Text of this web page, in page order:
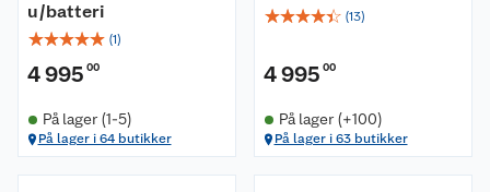
u/batteri
☆☆☆☆☆ (1)
4 995 00
På lager (1-5)
På lager i 64 butikker
☆☆☆☆☆ (13)
4 995 00
På lager (+100)
På lager i 63 butikker